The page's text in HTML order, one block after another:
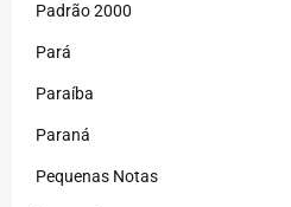
Padrão 2000
Pará
Paraíba
Paraná
Pequenas Notas